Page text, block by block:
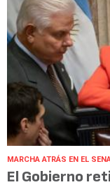
MARCHA ATRÁS EN EL
El Gobierno